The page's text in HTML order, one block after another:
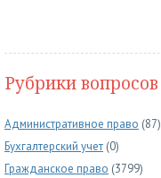
Рубрики вопросов
Административное право (87)
Бухгалтерский учет (0)
Гражданское право (3799)